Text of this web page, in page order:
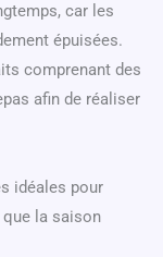
car les
épuisées.
comprenant des
afin de réaliser
idéales pour
la saison